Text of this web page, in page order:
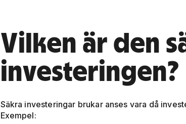
Vilken är den
investeringen?
Säkra investeringar brukar anses vara då
Exempel: